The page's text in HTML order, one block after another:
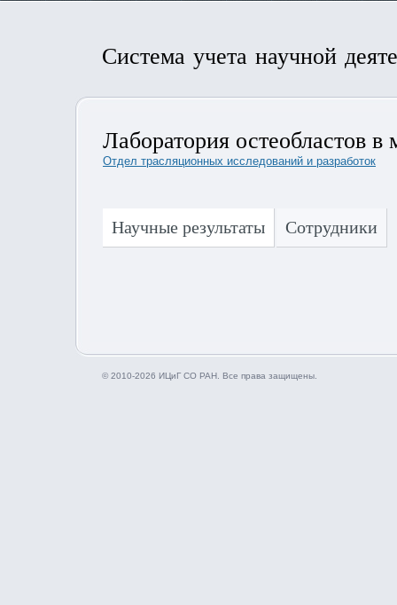
Система учета научной
Лаборатория остеобластов
Отдел трасляционных исследований и разработок
Научные результаты Сотрудники
© 2010-2026 ИЦиГ СО РАН. Все права защищены.